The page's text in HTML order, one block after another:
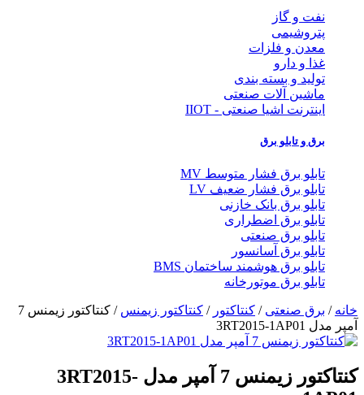
نفت و گاز
پتروشیمی
معدن و فلزات
غذا و دارو
تولید و بسته بندی
ماشین آلات صنعتی
اینترنت اشیا صنعتی - IIOT
برق و تابلو برق
تابلو برق فشار متوسط MV
تابلو برق فشار ضعیف LV
تابلو برق بانک خازنی
تابلو برق اضطراری
تابلو برق صنعتی
تابلو برق آسانسور
تابلو برق هوشمند ساختمان BMS
تابلو برق موتورخانه
خانه / برق صنعتی / کنتاکتور / کنتاکتور زیمنس
/ کنتاکتور زیمنس 7
آمپر مدل 3RT2015-1AP01
کنتاکتور زیمنس 7 آمپر مدل 3RT2015-